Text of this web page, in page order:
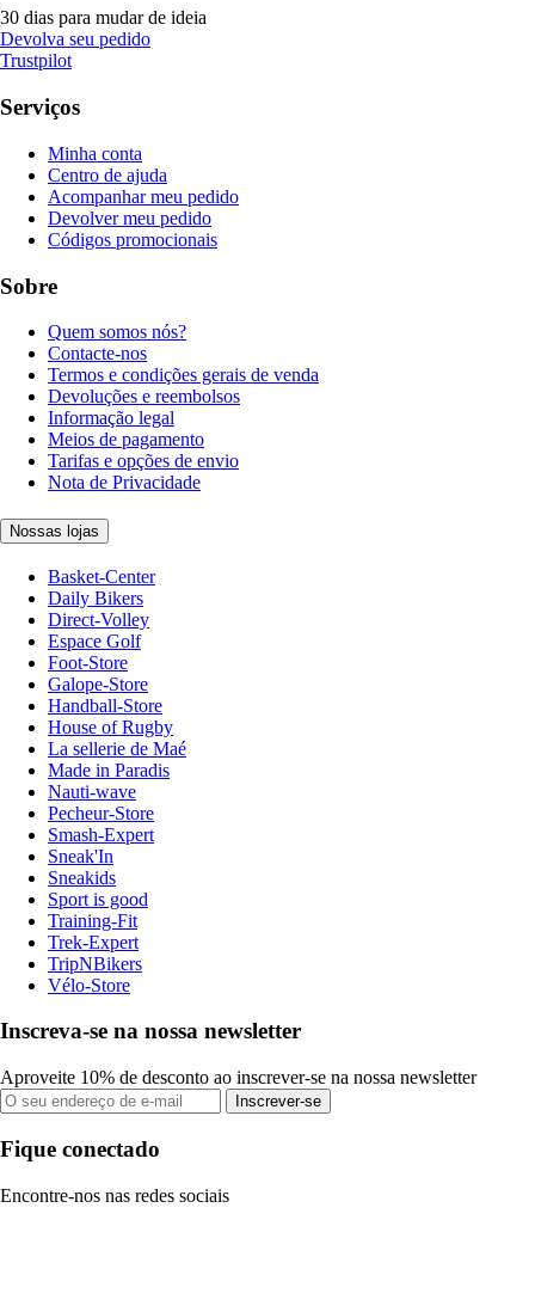
30 dias para mudar de ideia
Devolva seu pedido
Trustpilot
Serviços
Minha conta
Centro de ajuda
Acompanhar meu pedido
Devolver meu pedido
Códigos promocionais
Sobre
Quem somos nós?
Contacte-nos
Termos e condições gerais de venda
Devoluções e reembolsos
Informação legal
Meios de pagamento
Tarifas e opções de envio
Nota de Privacidade
Nossas lojas
Basket-Center
Daily Bikers
Direct-Volley
Espace Golf
Foot-Store
Galope-Store
Handball-Store
House of Rugby
La sellerie de Maé
Made in Paradis
Nauti-wave
Pecheur-Store
Smash-Expert
Sneak'In
Sneakids
Sport is good
Training-Fit
Trek-Expert
TripNBikers
Vélo-Store
Inscreva-se na nossa newsletter
Aproveite 10% de desconto ao inscrever-se na nossa newsletter
Inscrever-se
Fique conectado
Encontre-nos nas redes sociais